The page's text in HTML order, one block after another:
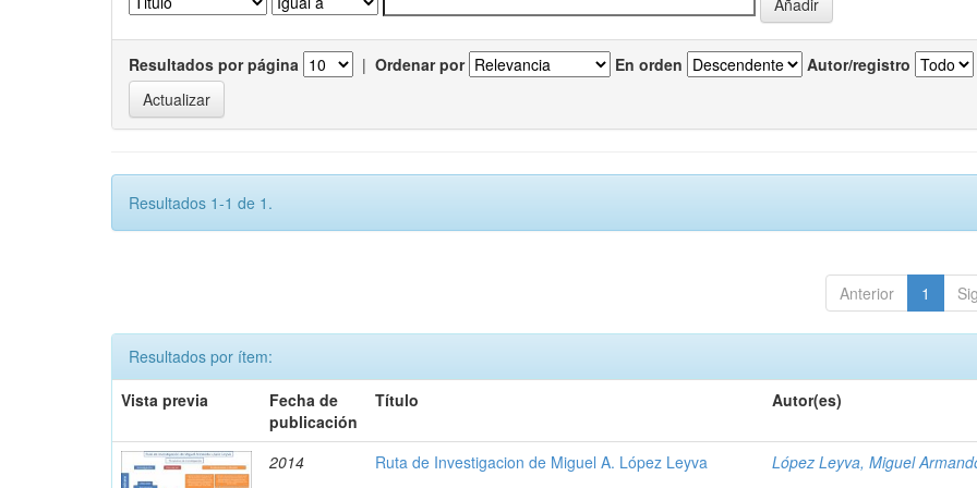
Resultados por página | Ordenar por En orden Autor/registro
Resultados 1-1 de 1.
Anterior 1
Resultados por ítem:
Vista previa
Fecha de
publicación
Título Autor(es)
2014 Ruta de Investigacion de Miguel A. López Leyva López Leyva, Miguel